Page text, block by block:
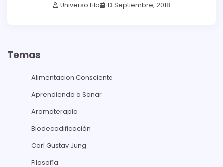
Universo Lila 13 Septiembre, 2018
Temas
Alimentacion Consciente
Aprendiendo a Sanar
Aromaterapia
Biodecodificación
Carl Gustav Jung
Filosofía